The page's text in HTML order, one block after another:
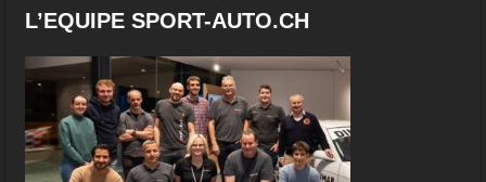
L’EQUIPE SPORT-AUTO.CH